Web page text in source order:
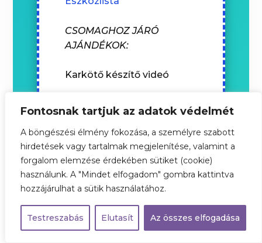
Fontosnak tartjuk az adatok védelmét
A böngészési élmény fokozása, a személyre szabott
hirdetések vagy tartalmak megjelenítése, valamint a
forgalom elemzése érdekében sütiket (cookie)
használunk. A "Mindet elfogadom" gombra kattintva
hozzájárulhat a sütik használatához.
Testreszabás Elutasít Az összes elfogadása
CSOMAGHOZ JÁRÓ
AJÁNDÉKOK:
Karkötő készítő videó
Babacsinta készítő videó
Gyurma készítő videó